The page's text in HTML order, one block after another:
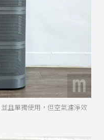
且單獨使用，但空氣濾淨效